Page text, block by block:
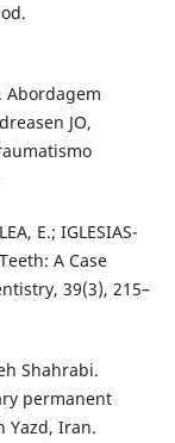
Abordagem
JO,
E.; IGLESIAS-
A Case
39(3), 215–
Shahrabi.
permanent
Yazd, Iran.